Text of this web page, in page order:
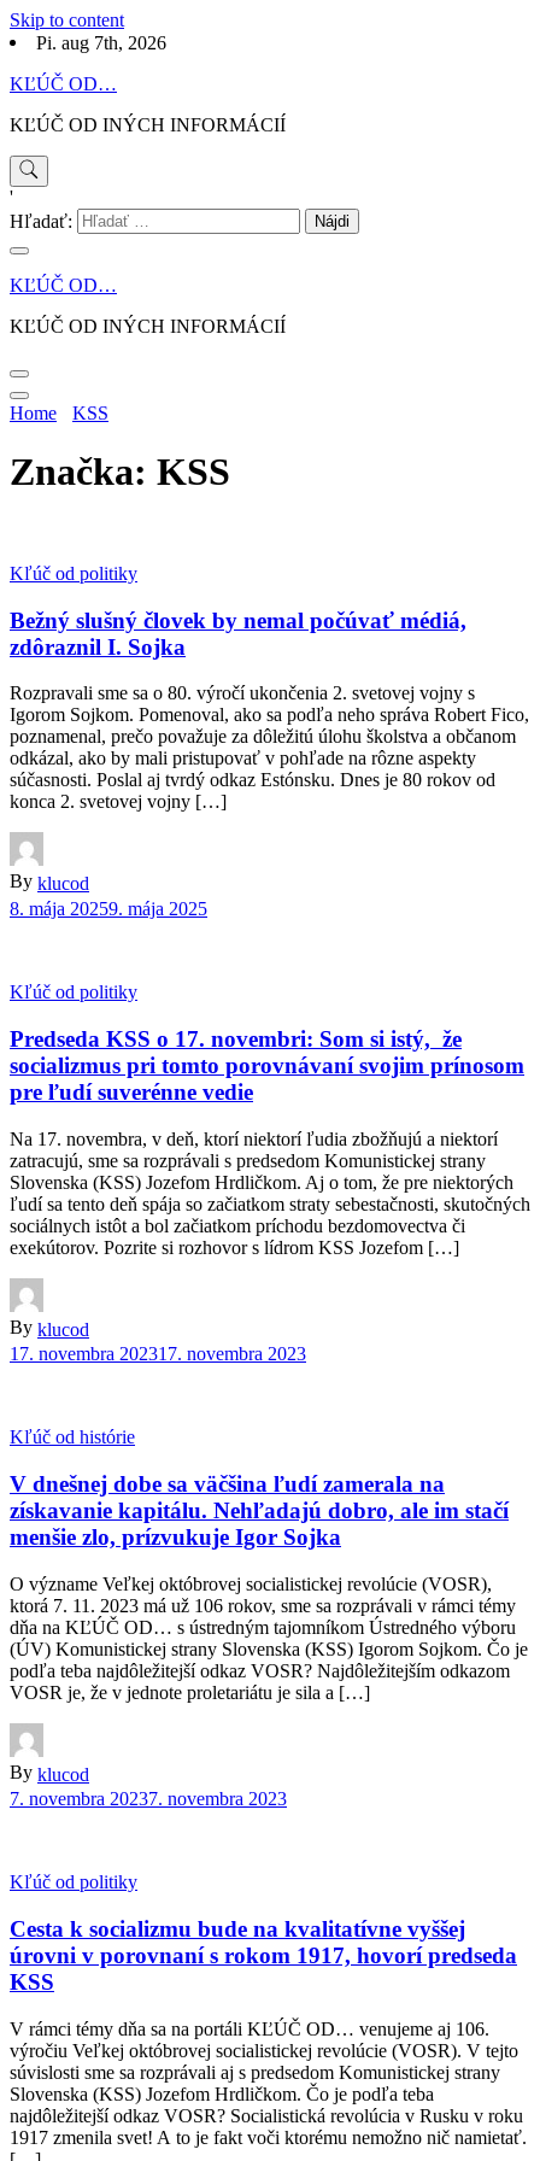
Skip to content
Pi. aug 7th, 2026
KĽÚČ OD…
KĽÚČ OD INÝCH INFORMÁCIÍ
'
Hľadať:
KĽÚČ OD…
KĽÚČ OD INÝCH INFORMÁCIÍ
Home KSS
Značka: KSS
Kľúč od politiky
Bežný slušný človek by nemal počúvať médiá,
zdôraznil I. Sojka
Rozpravali sme sa o 80. výročí ukončenia 2. svetovej vojny s
Igorom Sojkom. Pomenoval, ako sa podľa neho správa Robert Fico,
poznamenal, prečo považuje za dôležitú úlohu školstva a občanom
odkázal, ako by mali pristupovať v pohľade na rôzne aspekty
súčasnosti. Poslal aj tvrdý odkaz Estónsku. Dnes je 80 rokov od
konca 2. svetovej vojny […]
By klucod
8. mája 20259. mája 2025
Kľúč od politiky
Predseda KSS o 17. novembri: Som si istý, že
socializmus pri tomto porovnávaní svojim prínosom
pre ľudí suverénne vedie
Na 17. novembra, v deň, ktorí niektorí ľudia zbožňujú a niektorí
zatracujú, sme sa rozprávali s predsedom Komunistickej strany
Slovenska (KSS) Jozefom Hrdličkom. Aj o tom, že pre niektorých
ľudí sa tento deň spája so začiatkom straty sebestačnosti, skutočných
sociálnych istôt a bol začiatkom príchodu bezdomovectva či
exekútorov. Pozrite si rozhovor s lídrom KSS Jozefom […]
By klucod
17. novembra 202317. novembra 2023
Kľúč od histórie
V dnešnej dobe sa väčšina ľudí zamerala na
získavanie kapitálu. Nehľadajú dobro, ale im stačí
menšie zlo, prízvukuje Igor Sojka
O význame Veľkej októbrovej socialistickej revolúcie (VOSR),
ktorá 7. 11. 2023 má už 106 rokov, sme sa rozprávali v rámci témy
dňa na KĽÚČ OD… s ústredným tajomníkom Ústredného výboru
(ÚV) Komunistickej strany Slovenska (KSS) Igorom Sojkom. Čo je
podľa teba najdôležitejší odkaz VOSR? Najdôležitejším odkazom
VOSR je, že v jednote proletariátu je sila a […]
By klucod
7. novembra 20237. novembra 2023
Kľúč od politiky
Cesta k socializmu bude na kvalitatívne vyššej
úrovni v porovnaní s rokom 1917, hovorí predseda
KSS
V rámci témy dňa sa na portáli KĽÚČ OD… venujeme aj 106.
výročiu Veľkej októbrovej socialistickej revolúcie (VOSR). V tejto
súvislosti sme sa rozprávali aj s predsedom Komunistickej strany
Slovenska (KSS) Jozefom Hrdličkom. Čo je podľa teba
najdôležitejší odkaz VOSR? Socialistická revolúcia v Rusku v roku
1917 zmenila svet! A to je fakt voči ktorému nemožno nič namietať.